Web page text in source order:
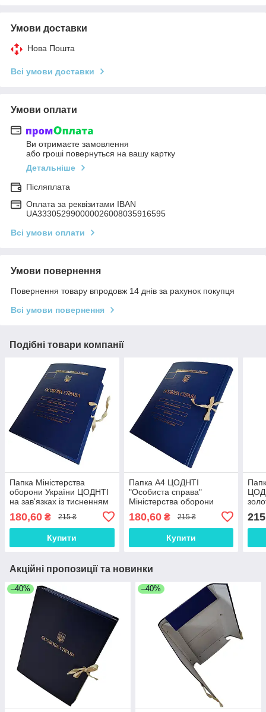
Умови доставки
Нова Пошта
Всі умови доставки
Умови оплати
Ви отримаєте замовлення
або гроші повернуться на вашу картку
Детальніше
Післяплата
Оплата за реквізитами IBAN
UA333052990000026008035916595
Всі умови оплати
Умови повернення
Повернення товару впродовж 14 днів за рахунок покупця
Всі умови повернення
Подібні товари компанії
Папка Міністерства
оборони України ЦОДНТІ
на зав'язках із тисненням
клапанами бумвініл 40 мм
180,60 ₴ 215 ₴
Купити
Папка А4 ЦОДНТІ
"Особиста справа"
Міністерства оборони
золото" на зав'язках з
клапанами бумвініл 40 мм
180,60₴ 215 ₴
Купити
215
Акційні пропозиції та новинки
–40% –40%